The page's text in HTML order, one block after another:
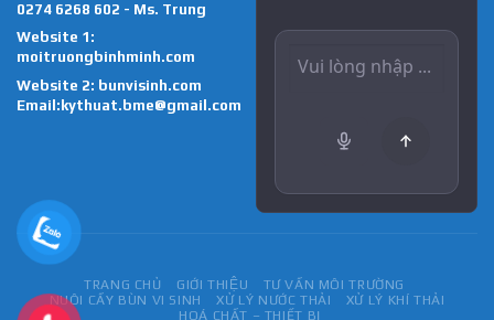
0274 6268 602 - Ms. Trung
Website 1:
moitruongbinhminh.com
Website 2: bunvisinh.com
Email:kythuat.bme@gmail.com
TRANG CHỦ GIỚI THIỆU
TƯ VẤN MÔI TRƯỜNG
NUÔI CẤY BÙN VI SINH
XỬ LÝ NƯỚC THẢI
XỬ LÝ KHÍ THẢI
HOÁ CHẤT – THIẾT BỊ